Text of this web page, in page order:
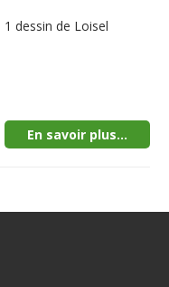
dessin de Loisel
En savoir plus...